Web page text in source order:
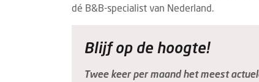
dé B&B-specialist van Nederland.
Blijf op de hoogte!
Twee keer per maand het meest